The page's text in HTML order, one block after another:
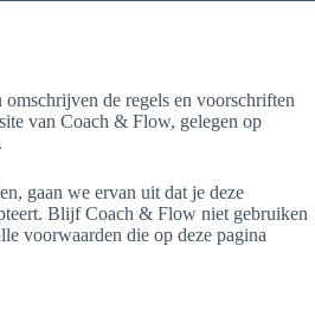
de regels en voorschriften
van Coach & Flow, gelegen op
gaan we ervan uit dat je deze
Blijf Coach & Flow niet gebruiken
voorwaarden die op deze pagina